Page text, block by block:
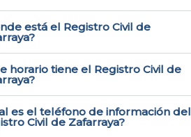
está el Registro Civil de
horario tiene el Registro Civil de
es el teléfono de información del
Civil de Zafarraya​?